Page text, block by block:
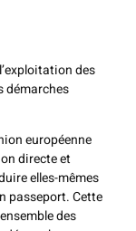
des
démarches
européenne
directe et
elles-mêmes
passeport. Cette
des